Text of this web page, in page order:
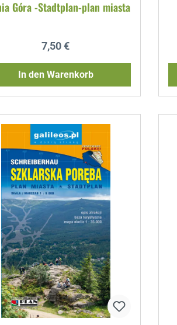
Góra -Stadtplan-plan miasta
Regulärer Preis:
7,50 €
In den Warenkorb